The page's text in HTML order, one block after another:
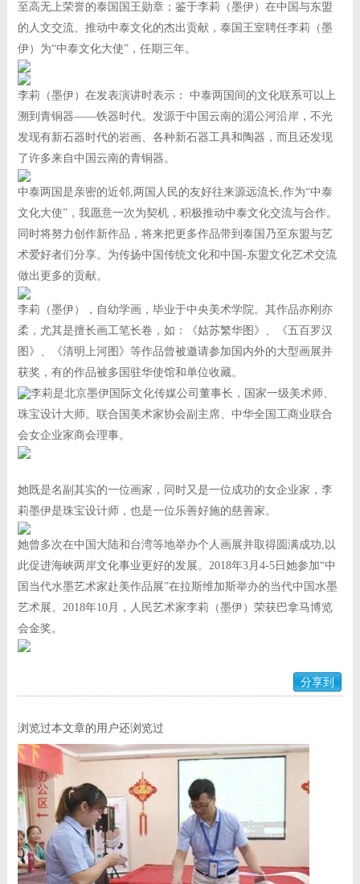
至高无上荣誉的泰国国王勋章；鉴于李莉（墨伊）在中国与东盟
的人文交流、推动中泰文化的杰出贡献，泰国王室聘任李莉（墨
伊）为“中泰文化大使”，任期三年。
李莉（墨伊）在发表演讲时表示： 中泰两国间的文化联系可以上
溯到青铜器——铁器时代。发源于中国云南的湄公河沿岸，不光
发现有新石器时代的岩画、各种新石器工具和陶器，而且还发现
了许多来自中国云南的青铜器。
中泰两国是亲密的近邻,两国人民的友好往来源远流长,作为“中泰
文化大使”，我愿意一次为契机，积极推动中泰文化交流与合作。
同时将努力创作新作品，将来把更多作品带到泰国乃至东盟与艺
术爱好者们分享。为传扬中国传统文化和中国-东盟文化艺术交流
做出更多的贡献。
李莉（墨伊），自幼学画，毕业于中央美术学院。其作品亦刚亦
柔，尤其是擅长画工笔长卷，如：《姑苏繁华图》、《五百罗汉
图》、《清明上河图》等作品曾被邀请参加国内外的大型画展并
获奖，有的作品被多国驻华使馆和单位收藏。
李莉是北京墨伊国际文化传媒公司董事长，国家一级美术师、
珠宝设计大师。联合国美术家协会副主席、中华全国工商业联合
会女企业家商会理事。
她既是名副其实的一位画家，同时又是一位成功的女企业家，李
莉墨伊是珠宝设计师，也是一位乐善好施的慈善家。
她曾多次在中国大陆和台湾等地举办个人画展并取得圆满成功,以
此促进海峡两岸文化事业更好的发展。2018年3月4-5日她参加“中
国当代水墨艺术家赴美作品展”在拉斯维加斯举办的当代中国水墨
艺术展。2018年10月，人民艺术家李莉（墨伊）荣获巴拿马博览
会金奖。
分享到
浏览过本文章的用户还浏览过